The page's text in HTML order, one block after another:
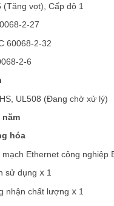
(Tăng vọt), Cấp độ 1
2-27
60068-2-32
2-6
UL508 (Đang chờ xử lý)
năm
hóa
mạch Ethernet công nghiệp
sử dụng ⅹ 1
nhận chất lượng ⅹ 1